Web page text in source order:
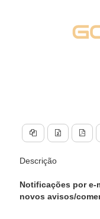
Descrição
Notificações por e-
novos avisos/